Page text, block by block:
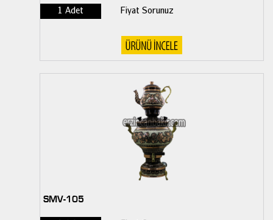
1 Adet Fiyat Sorunuz
SMV-105